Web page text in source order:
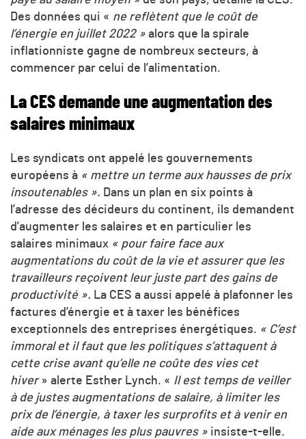
Des données qui « ne reflètent que le coût de
l’énergie en juillet 2022 » alors que la spirale
inflationniste gagne de nombreux secteurs, à
commencer par celui de l’alimentation.
La CES demande une augmentation des
salaires minimaux
Les syndicats ont appelé les gouvernements
européens à « mettre un terme aux hausses de prix
insoutenables ». Dans un plan en six points à
l’adresse des décideurs du continent, ils demandent
d’augmenter les salaires et en particulier les
salaires minimaux « pour faire face aux
augmentations du coût de la vie et assurer que les
travailleurs reçoivent leur juste part des gains de
productivité ». La CES a aussi appelé à plafonner les
factures d’énergie et à taxer les bénéfices
exceptionnels des entreprises énergétiques. « C’est
immoral et il faut que les politiques s’attaquent à
cette crise avant qu’elle ne coûte des vies cet
hiver» alerte Esther Lynch. « Il est temps de veiller
à de justes augmentations de salaire, à limiter les
prix de l’énergie, à taxer les surprofits et à venir en
aide aux ménages les plus pauvres » insiste-t-elle.